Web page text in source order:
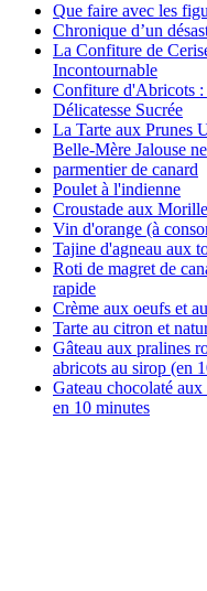
Que faire avec les
Chronique d’un
La Confiture de
Incontournable
Confiture d'Abricots
Délicatesse Sucrée
La Tarte aux Prunes
Belle-Mère Jalouse
parmentier de canard
Poulet à l'indienne
Croustade aux
Vin d'orange (à
Tajine d'agneau aux
Roti de magret de
rapide
Crème aux oeufs et
Tarte au citron et
Gâteau aux pralines
abricots au sirop (en
Gateau chocolaté
en 10 minutes